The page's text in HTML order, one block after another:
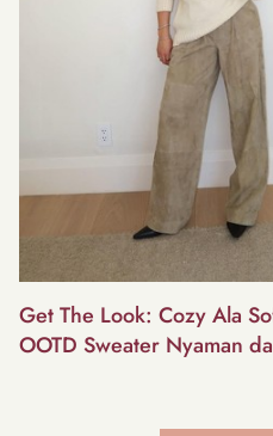
Get The Look: Cozy Ala
OOTD Sweater Nyaman